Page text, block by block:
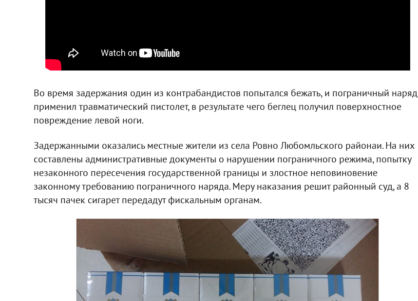
Во время задержания один из контрабандистов попытался бежать, и пограничный наряд
применил травматический пистолет, в результате чего беглец получил поверхностное
повреждение левой ноги.
Задержанными оказались местные жители из села Ровно Любомльского районаи. На них
составлены административные документы о нарушении пограничного режима, попытку
незаконного пересечения государственной границы и злостное неповиновение
законному требованию пограничного наряда. Меру наказания решит районный суд, а 8
тысяч пачек сигарет передадут фискальным органам.